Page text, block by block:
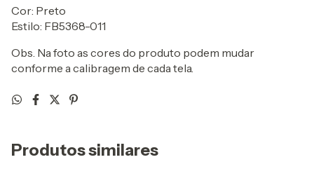
Cor: Preto
Estilo: FB5368-011
Obs. Na foto as cores do produto podem mudar
conforme a calibragem de cada tela.
Produtos similares